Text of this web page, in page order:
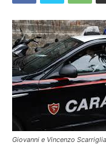
Giovanni e Vincenzo